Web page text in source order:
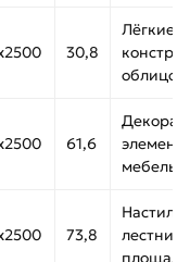
30,8
Лёгкие
61,6
мебель
73,8
Настилы,